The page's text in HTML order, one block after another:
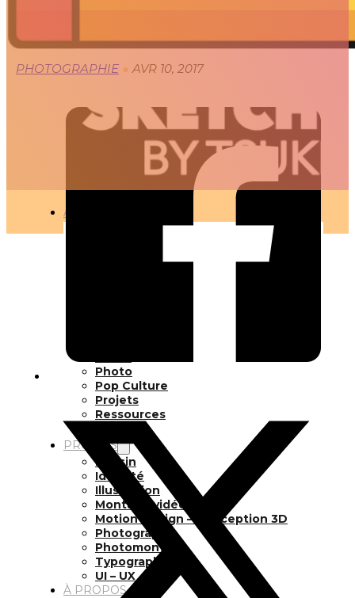
ARTICLES
Photo
Pop Culture
Projets
Ressources
PROJETS
Dessin
Identité
Illustration
Montage vidéo
Motion Design – Conception 3D
Photographie
Photomontage
Typographie
UI – UX
À PROPOS
PHOTOGRAPHIE ● AVR 10, 2017